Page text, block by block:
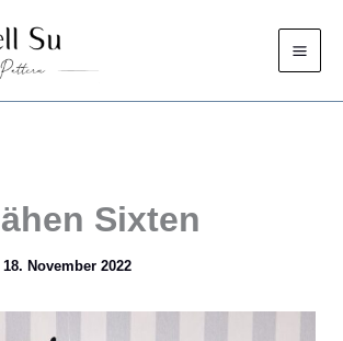
Sixten
18. November 2022